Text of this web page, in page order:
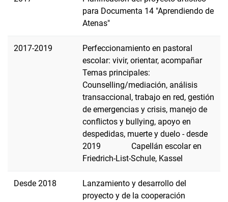
para Documenta 14 "Aprendiendo de
Atenas"
2017-2019 Perfeccionamiento en pastoral
escolar: vivir, orientar, acompañar
Temas principales:
Counselling/mediación, análisis
transaccional, trabajo en red, gestión
de emergencias y crisis, manejo de
conflictos y bullying, apoyo en
despedidas, muerte y duelo - desde
2019 Capellán escolar en
Friedrich-List-Schule, Kassel
Desde 2018
Lanzamiento y desarrollo del
proyecto y de la cooperación